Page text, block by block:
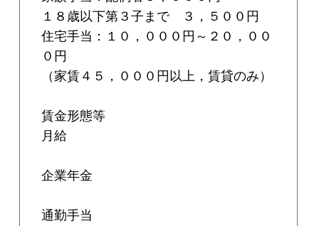
１８歳以下第３子まで ３，５００円
住宅手当：１０，０００円～２０，００
０円
（家賃４５，０００円以上，賃貸のみ）
賃金形態等
月給
企業年金
通勤手当